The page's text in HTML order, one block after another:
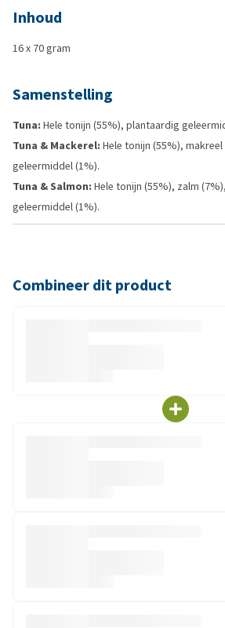
Inhoud
16 x 70 gram
Samenstelling
Tuna: Hele tonijn (55%), plantaardig
Tuna & Mackerel: Hele tonijn (55%),
geleermiddel (1%).
Tuna & Salmon: Hele tonijn (55%), zalm
geleermiddel (1%).
Combineer dit product